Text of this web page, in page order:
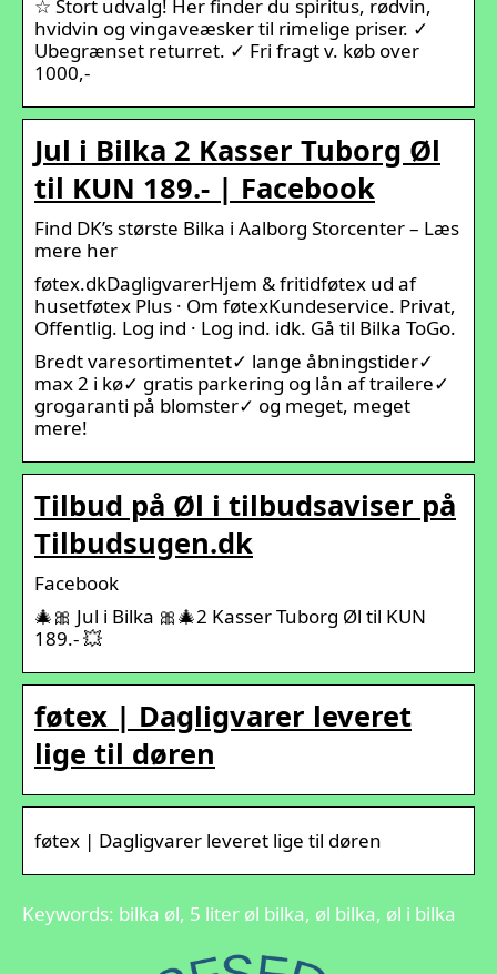
☆ Stort udvalg! Her finder du spiritus, rødvin,
hvidvin og vingaveæsker til rimelige priser. ✓
Ubegrænset returret. ✓ Fri fragt v. køb over
1000,-
Jul i Bilka 2 Kasser Tuborg Øl
til KUN 189.- | Facebook
Find DK’s største Bilka i Aalborg Storcenter – Læs
mere her
føtex.dkDagligvarerHjem & fritidføtex ud af
husetføtex Plus · Om føtexKundeservice. Privat,
Offentlig. Log ind · Log ind. idk. Gå til Bilka ToGo.
Bredt varesortimentet✓ lange åbningstider✓
max 2 i kø✓ gratis parkering og lån af trailere✓
grogaranti på blomster✓ og meget, meget
mere!
Tilbud på Øl i tilbudsaviser på
Tilbudsugen.dk
Facebook
🎄🎀 Jul i Bilka 🎀🎄2 Kasser Tuborg Øl til KUN
189.- 💥
føtex | Dagligvarer leveret
lige til døren
føtex | Dagligvarer leveret lige til døren
Keywords: bilka øl, 5 liter øl bilka, øl bilka, øl i bilka